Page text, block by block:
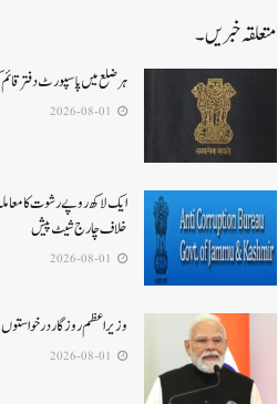
متعلقہ خبریں۔
ہر ضلع میں پاسپورٹ دفتر
ایک لاکھ روپے رشوت کا
خلاف چارج شیٹ پیش
وزیر اعظم روزگار